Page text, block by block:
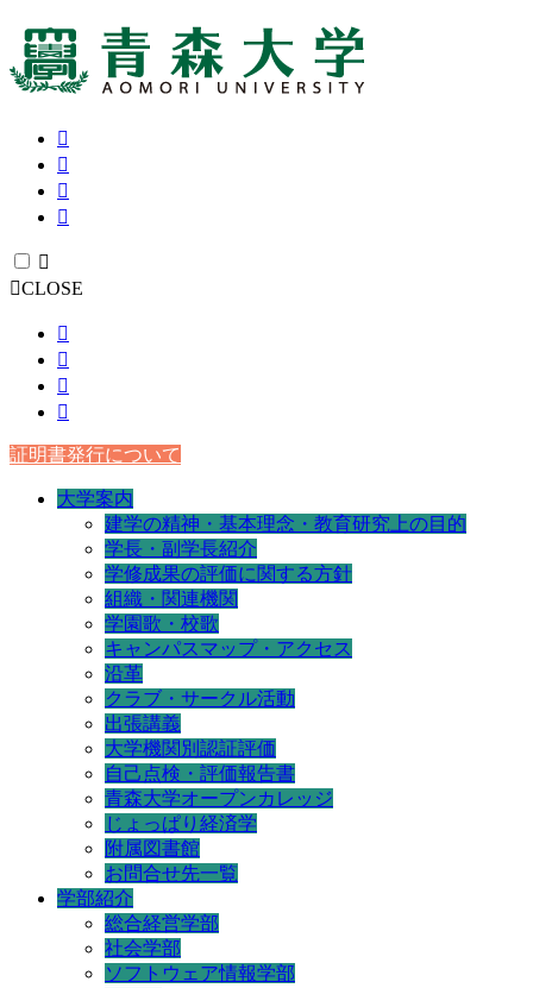
CLOSE
証明書発行について
大学案内
建学の精神・基本理念・教育研究上の目的
学長・副学長紹介
学修成果の評価に関する方針
組織・関連機関
学園歌・校歌
キャンパスマップ・アクセス
沿革
クラブ・サークル活動
出張講義
大学機関別認証評価
自己点検・評価報告書
青森大学オープンカレッジ
じょっぱり経済学
附属図書館
お問合せ先一覧
学部紹介
総合経営学部
社会学部
ソフトウェア情報学部